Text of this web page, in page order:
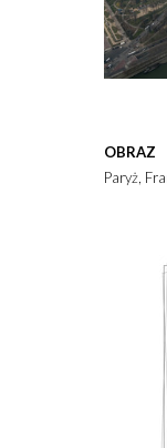
OBRAZ
Paryż,